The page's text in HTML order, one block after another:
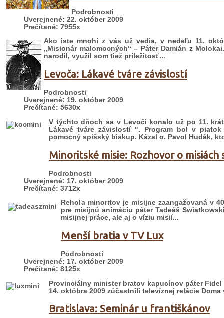
Podrobnosti
Uverejnené: 22. október 2009
Prečítané: 7955x
Ako iste mnohí z vás už vedia, v nedeľu 11.
„Misionár malomocných“ – Páter Damián z
narodil, využil som tiež príležitosť...
Levoča: Lákavé tváre závislostí
Podrobnosti
Uverejnené: 19. október 2009
Prečítané: 5630x
V týchto dňoch sa v Levoči konalo už po 11.
Lákavé tváre závislostí ". Program bol v
pomocný spišský biskup. Kázal o. Pavol Hudák,
Minoritské misie: Rozhovor o
Podrobnosti
Uverejnené: 17. október 2009
Prečítané: 3712x
Rehoľa minoritov je misijne zaangažovaná v
pre misijnú animáciu páter Tadeáš
misijnej práce, ale aj o víziu misií...
Menší bratia v TV Lux
Podrobnosti
Uverejnené: 17. október 2009
Prečítané: 8125x
Provinciálny minister bratov kapucínov páter
14. októbra 2009 zúčastnili televíznej relácie
Bratislava: Seminár u františkánov